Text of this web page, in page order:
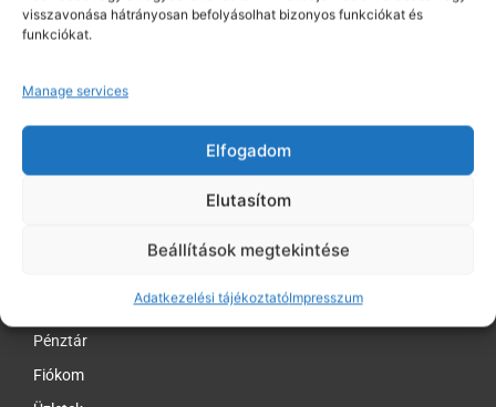
visszavonása hátrányosan befolyásolhat bizonyos funkciókat és
funkciókat.
Manage services
Elfogadom
Elutasítom
Beállítások megtekintése
Adatkezelési tájékoztatóImpresszum
Ár szerinti szűrés
Méret szerinti szűrés
Online elállás a szerződéstől
Pénztár
Fiókom